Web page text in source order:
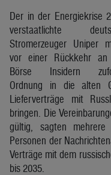
Der in der Energiekrise
verstaatlichte
Stromerzeuger Uniper
vor einer Rückkehr an
Börse Insidern
Ordnung in die alten
Lieferverträge mit
bringen. Die
gültig, sagten
Personen der
Verträge mit dem
bis 2035.